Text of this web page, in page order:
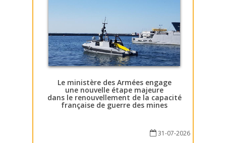
Le ministère des Armées engage
une nouvelle étape majeure
dans le renouvellement de la capacité
française de guerre des mines
31-07-2026